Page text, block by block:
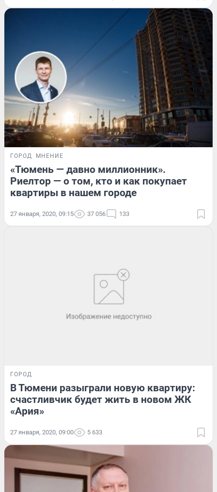
ГОРОД МНЕНИЕ
«Тюмень — давно миллионник».
Риелтор — о том, кто и как покупает
квартиры в нашем городе
27 января, 2020, 09:15 37 056 133
ГОРОД
В Тюмени разыграли новую квартиру:
счастливчик будет жить в новом ЖК
«Ария»
27 января, 2020, 09:00 5 633